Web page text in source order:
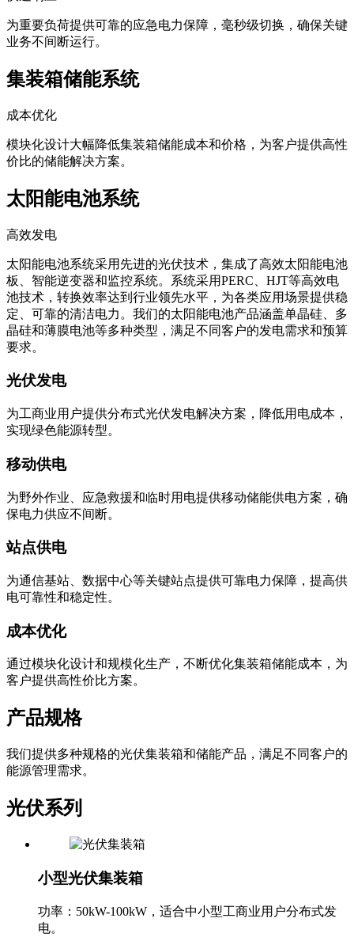
为重要负荷提供可靠的应急电力保障，毫秒级切换，确保关键
业务不间断运行。
集装箱储能系统
成本优化
模块化设计大幅降低集装箱储能成本和价格，为客户提供高性
价比的储能解决方案。
太阳能电池系统
高效发电
太阳能电池系统采用先进的光伏技术，集成了高效太阳能电池
板、智能逆变器和监控系统。系统采用PERC、HJT等高效电
池技术，转换效率达到行业领先水平，为各类应用场景提供稳
定、可靠的清洁电力。我们的太阳能电池产品涵盖单晶硅、多
晶硅和薄膜电池等多种类型，满足不同客户的发电需求和预算
要求。
光伏发电
为工商业用户提供分布式光伏发电解决方案，降低用电成本，
实现绿色能源转型。
移动供电
为野外作业、应急救援和临时用电提供移动储能供电方案，确
保电力供应不间断。
站点供电
为通信基站、数据中心等关键站点提供可靠电力保障，提高供
电可靠性和稳定性。
成本优化
通过模块化设计和规模化生产，不断优化集装箱储能成本，为
客户提供高性价比方案。
产品规格
我们提供多种规格的光伏集装箱和储能产品，满足不同客户的
能源管理需求。
光伏系列
小型光伏集装箱
功率：50kW-100kW，适合中小型工商业用户分布式发
电。